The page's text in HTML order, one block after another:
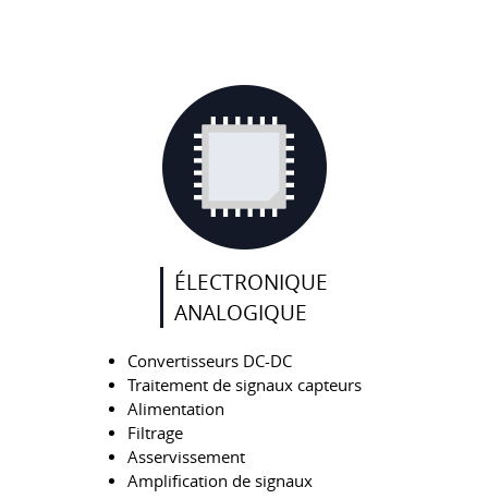
ÉLECTRONIQUE
ANALOGIQUE
Convertisseurs DC-DC
Traitement de signaux capteurs
Alimentation
Filtrage
Asservissement
Amplification de signaux